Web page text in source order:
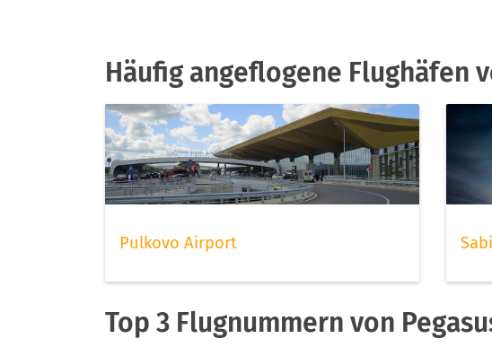
Häufig angeflogene Flughäfen
Pulkovo Airport
Top 3 Flugnummern von